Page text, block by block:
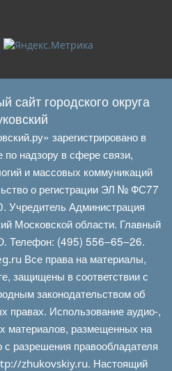
городского округа
зарегистрировано в
надзору в сфере связи,
и массовых коммуникаций
о регистрации ЭЛ № ФС77
Администрация
Московской области. Главный
Телефон: (495) 556–65–26.
Все права на материалы,
защищены в соответствии с
законодательством об
правах. Использование аудио-,
материалов, размещенных на
с разрешения правообладателя
zhukovskiy.ru. Настоящий